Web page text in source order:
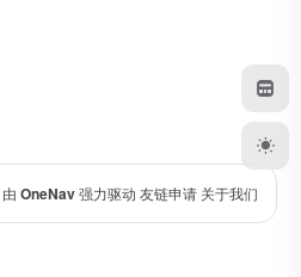
由 OneNav强力驱动 友链申请 关于我们